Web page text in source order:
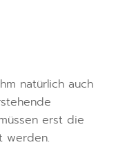
natürlich auch
erst die
werden.